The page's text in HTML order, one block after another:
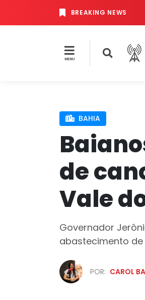
BREAKING NEWS
MENU
BAHIA
de
Vale
Governador
abastecimento
POR: CAROL